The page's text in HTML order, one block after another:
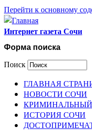
Перейти к основному
Интернет газета Сочи
Форма поиска
Поиск
ГЛАВНАЯ
НОВОСТИ СОЧИ
ИСТОРИЯ СОЧИ